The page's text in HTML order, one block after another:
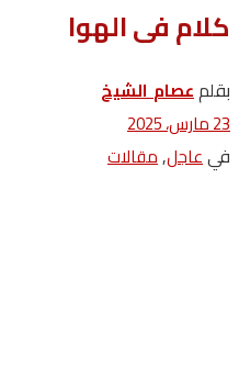
كلام فى الهوا
بقلمعصام‭ ‬ الشيخ
23 مارس، 2025
فيعاجل,مقالات